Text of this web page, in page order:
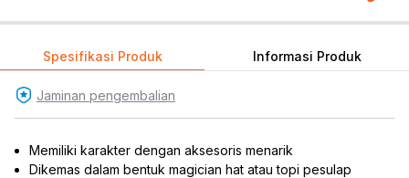
Spesifikasi Produk Informasi Produk
Jaminan pengembalian
Memiliki karakter dengan aksesoris menarik
Dikemas dalam bentuk magician hat atau topi pesulap